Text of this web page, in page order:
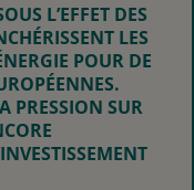
L’EFFET DES
LES
POUR DE
PRESSION SUR